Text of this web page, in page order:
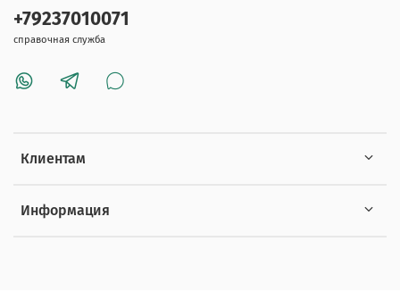
Клиентам
Информация
+79237010071
справочная служба